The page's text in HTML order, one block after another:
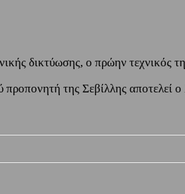
δικτύωσης, ο πρώην
της Σεβίλλης αποτελεί